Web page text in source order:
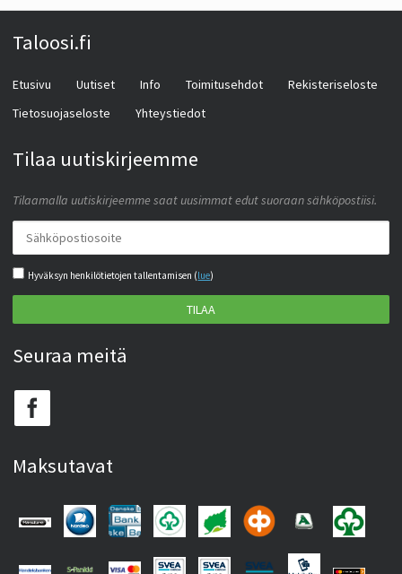
Taloosi.fi
Etusivu Uutiset Info Toimitusehdot
Rekisteriseloste
Tietosuojaseloste
Yhteystiedot
Tilaa uutiskirjeemme
Tilaamalla uutiskirjeemme saat uusimmat edut suoraan sähköpostiisi.
Hyväksyn henkilötietojen tallentamisen (lue)
TILAA
Seuraa meitä
Maksutavat